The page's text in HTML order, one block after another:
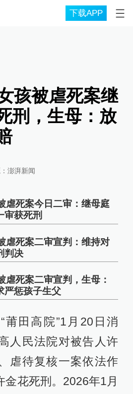
下载APP
孩被虐死案继
刑，生母：放
澎湃新闻
虐死案今日二审：继母庭
审获死刑
虐死案二审宣判：维持对
判决
虐死案二审宣判，生母：
严惩孩子生父
莆田高院”1月20日消
人民法院对被告人许
虐待复核一案依法作
金花死刑。2026年1月